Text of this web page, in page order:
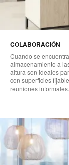
COLABORACIÓN
Cuando se
almacenamiento a
altura son ideales
con superficies
reuniones informales.